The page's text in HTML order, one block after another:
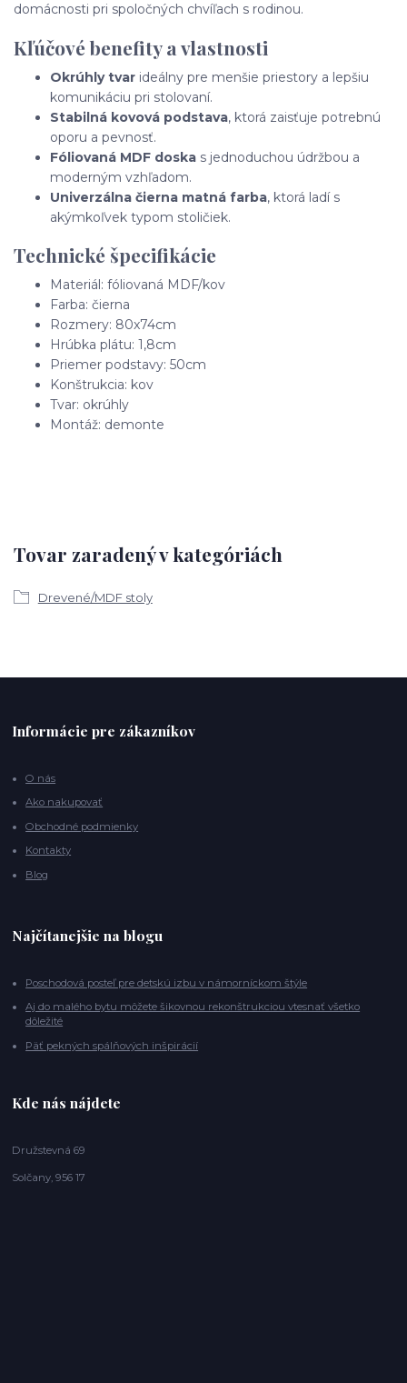
domácnosti pri spoločných chvíľach s rodinou.
Kľúčové benefity a vlastnosti
Okrúhly tvar ideálny pre menšie priestory a lepšiu
komunikáciu pri stolovaní.
Stabilná kovová podstava, ktorá zaisťuje potrebnú
oporu a pevnosť.
Fóliovaná MDF doska s jednoduchou údržbou a
moderným vzhľadom.
Univerzálna čierna matná farba, ktorá ladí s
akýmkoľvek typom stoličiek.
Technické špecifikácie
Materiál: fóliovaná MDF/kov
Farba: čierna
Rozmery: 80x74cm
Hrúbka plátu: 1,8cm
Priemer podstavy: 50cm
Konštrukcia: kov
Tvar: okrúhly
Montáž: demonte
Tovar zaradený v kategóriách
Drevené/MDF stoly
Informácie pre zákazníkov
O nás
Ako nakupovať
Obchodné podmienky
Kontakty
Blog
Najčítanejšie na blogu
Poschodová posteľ pre detskú izbu v námorníckom štýle
Aj do malého bytu môžete šikovnou rekonštrukciou vtesnať všetko
dôležité
Päť pekných spálňových inšpirácií
Kde nás nájdete
Družstevná 69
Solčany, 956 17